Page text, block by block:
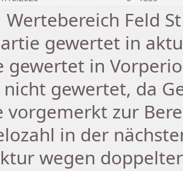
Wertebereich Feld
gewertet in
gewertet in
nicht gewertet, da
vorgemerkt zur
in der
wegen